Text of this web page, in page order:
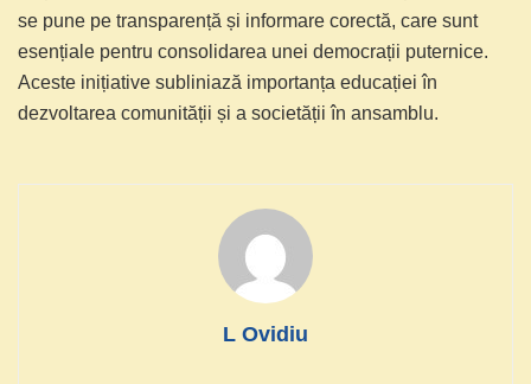
se pune pe transparență și informare corectă, care sunt
esențiale pentru consolidarea unei democrații puternice.
Aceste inițiative subliniază importanța educației în
dezvoltarea comunității și a societății în ansamblu.
L Ovidiu